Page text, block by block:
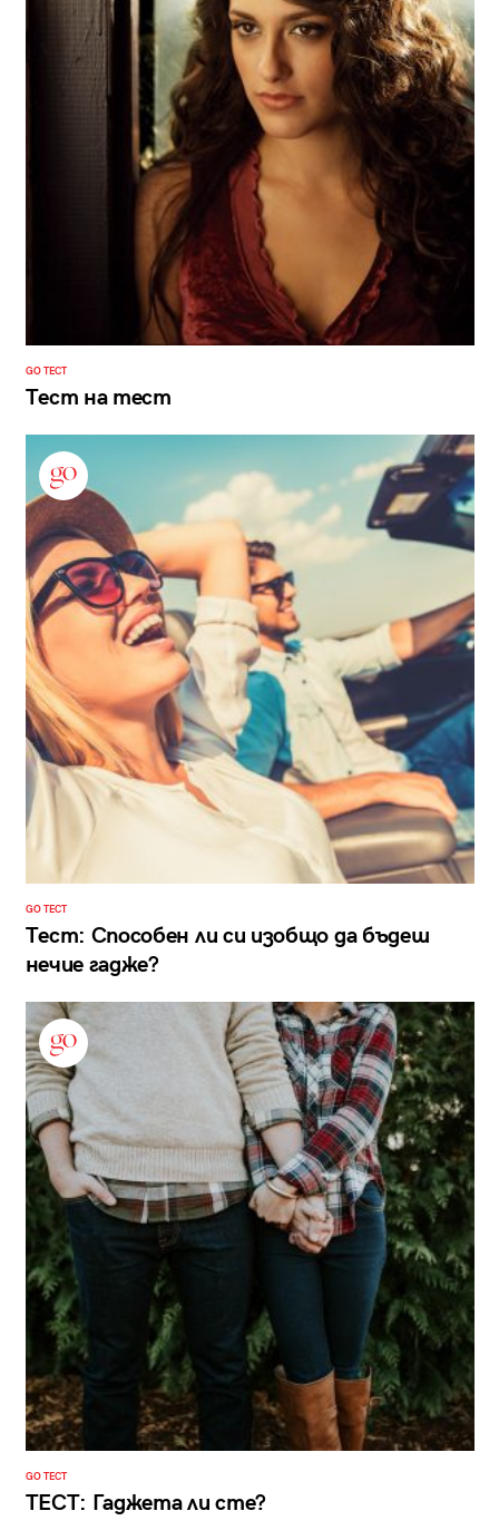
GO ТЕСТ
Тест на тест
GO ТЕСТ
Тест: Способен ли си изобщо да бъдеш
нечие гадже?
GO ТЕСТ
ТЕСТ: Гаджета ли сте?